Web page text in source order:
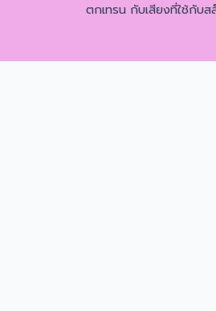
ตกเทรน กับเสียงที่ใช้กับ